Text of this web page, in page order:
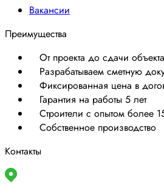
Вакансии
Преимущества
От проекта до сдачи
Разрабатываем сметную
Фиксированная цена в
Гарантия на работы 5 лет
Строители с опытом более
Собственное производство
Контакты